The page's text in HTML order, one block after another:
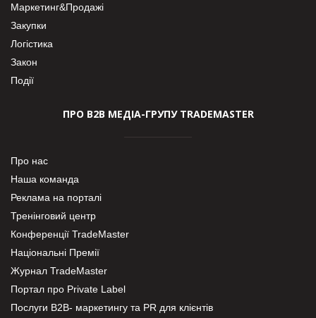
Маркетинг&Продажі
Закупки
Логістика
Закон
Події
ПРО В2В МЕДІА-ГРУПУ TRADEMASTER
Про нас
Наша команда
Реклама на порталі
Тренінговий центр
Конференції TradeMaster
Національні Премії
Журнал TradeMaster
Портал про Private Label
Послуги В2В- маркетингу та PR для клієнтів